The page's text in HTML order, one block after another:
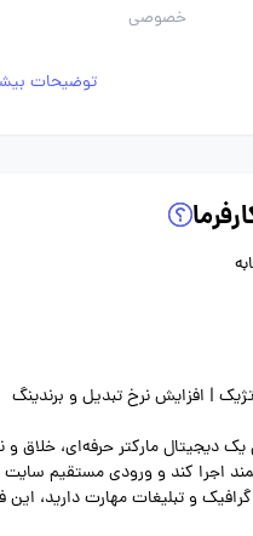
خصوصی
توضیحات
| افزایش نرخ تبدیل و برندینگ
یک دیجیتال مارکتر حرفه‌ای،
گرافیک و تبلیغات مهارت دارید،